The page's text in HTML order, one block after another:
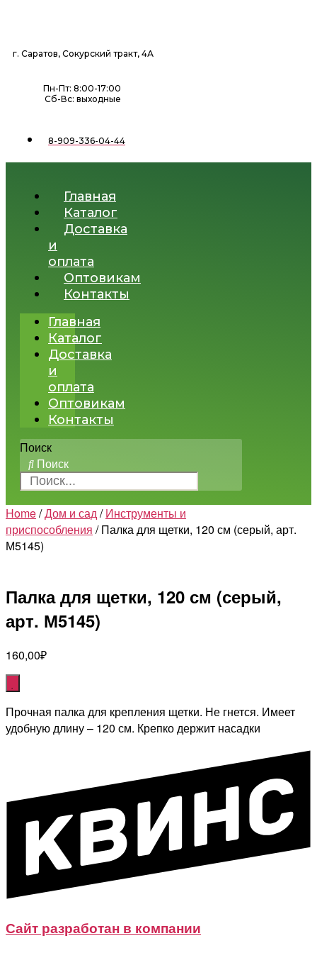
г. Саратов, Сокурский тракт, 4А
Пн-Пт: 8:00-17:00
Сб-Вс: выходные
8-909-336-04-44
Главная
Каталог
Доставка
и
оплата
Оптовикам
Контакты
Главная
Каталог
Доставка
и
оплата
Оптовикам
Контакты
Поиск
Поиск
Home/Дом и сад/Инструменты и
приспособления / Палка для щетки, 120 см (серый, арт.
М5145)
Палка для щетки, 120 см (серый,
арт. М5145)
160,00₽
Прочная палка для крепления щетки. Не гнется. Имеет
удобную длину – 120 см. Крепко держит насадки
Сайт разработан в компании